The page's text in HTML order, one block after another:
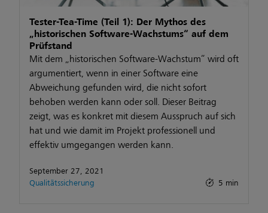
Tester-Tea-Time (Teil 1): Der Mythos des
„historischen Software-Wachstums“ auf dem
Prüfstand
Mit dem „historischen Software-Wachstum“ wird oft
argumentiert, wenn in einer Software eine
Abweichung gefunden wird, die nicht sofort
behoben werden kann oder soll. Dieser Beitrag
zeigt, was es konkret mit diesem Ausspruch auf sich
hat und wie damit im Projekt professionell und
effektiv umgegangen werden kann.
September 27, 2021
Qualitätssicherung
5 min